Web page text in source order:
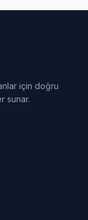
için doğru
sunar.